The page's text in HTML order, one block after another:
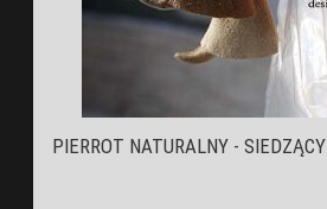
PIERROT NATURALNY - SIEDZĄCY